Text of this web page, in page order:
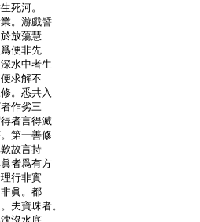
死河。
。游戲譬
放蕩慧
便非先
水中者生
求解不
。悉共入
作劣三
者言得滅
第一善修
故言持
者爲有方
行非實
眞。都
夫寶珠者。